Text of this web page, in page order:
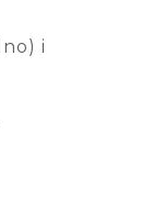
i